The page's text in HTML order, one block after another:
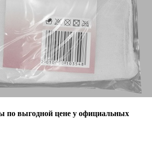
по выгодной цене у официальных